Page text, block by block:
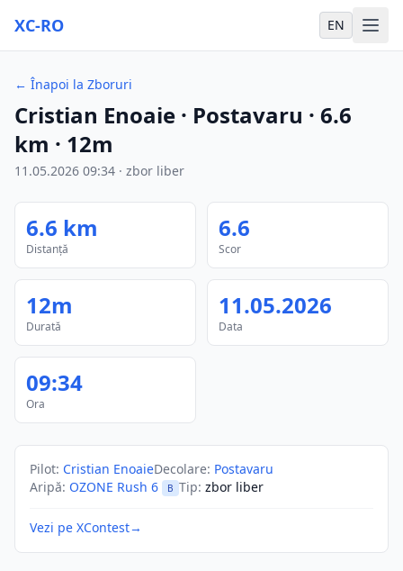
XC-RO EN
← Înapoi la Zboruri
Cristian Enoaie · Postavaru · 6.6
km · 12m
11.05.2026 09:34 · zbor liber
6.6 km
Distanță
6.6
Scor
12m
Durată
11.05.2026
Data
09:34
Ora
Pilot: Cristian EnoaieDecolare: Postavaru
Aripă: OZONE Rush 6 B Tip: zbor liber
Vezi pe XContest→